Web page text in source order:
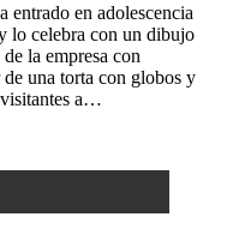
entrado en adolescencia
lo celebra con un dibujo
la empresa con
una torta con globos y
a…